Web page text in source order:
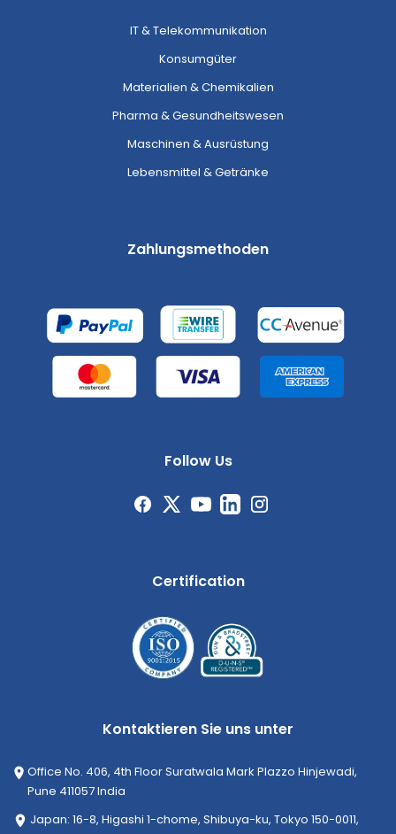
IT & Telekommunikation
Konsumgüter
Materialien & Chemikalien
Pharma & Gesundheitswesen
Maschinen & Ausrüstung
Lebensmittel & Getränke
Zahlungsmethoden
Follow Us
Certification
Kontaktieren Sie uns unter
Office No. 406, 4th Floor Suratwala Mark Plazzo Hinjewadi,
Pune 411057 India
Japan: 16-8, Higashi 1-chome, Shibuya-ku, Tokyo 150-0011,